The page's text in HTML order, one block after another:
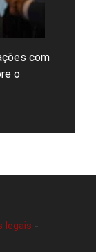
com
o
legais -